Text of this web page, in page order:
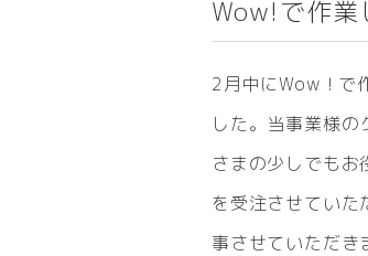
Wow!で作業
2月中にWow！で
した。当事業様
さまの少しでも
を受注させていた
事させていただき